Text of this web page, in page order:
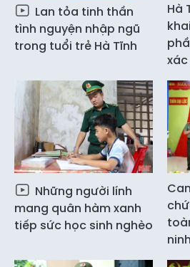
Lan tỏa tinh thần
tình nguyện nhập ngũ
trong tuổi trẻ Hà Tĩnh
Hà
Những người lính
mang quân hàm xanh
tiếp sức học sinh nghèo